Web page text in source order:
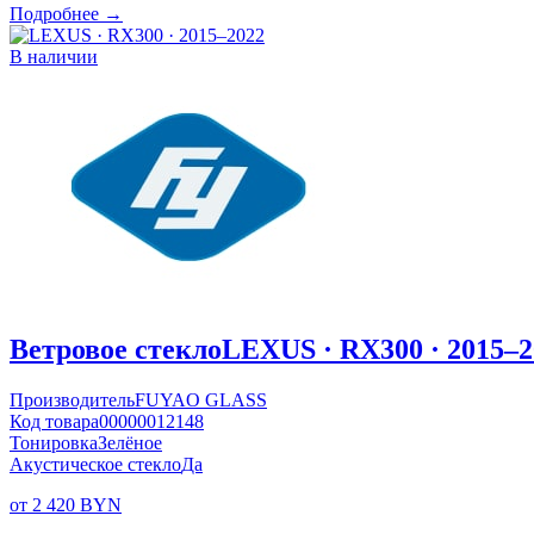
Подробнее →
В наличии
Ветровое стеклоLEXUS · RX300 ·
ПроизводительFUYAO GLASS
Код товара00000012148
ТонировкаЗелёное
Акустическое стеклоДа
от 2 420 BYN